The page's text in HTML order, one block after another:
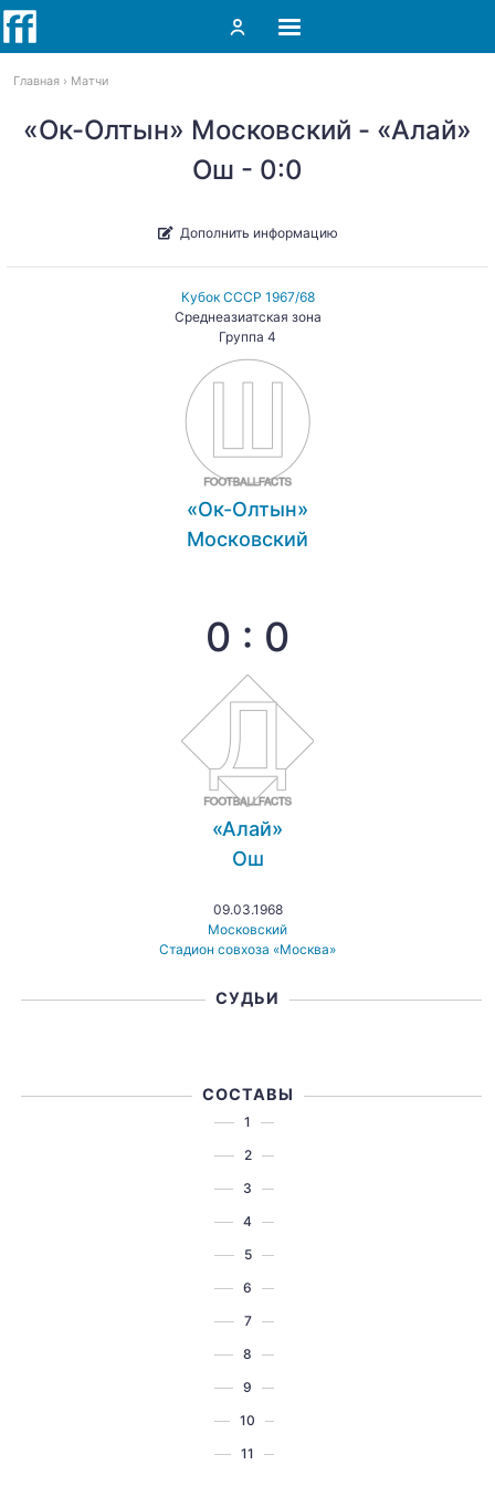
Главная Матчи
«Ок-Олтын» Московский - «Алай»
Ош - 0:0
Дополнить информацию
Кубок СССР 1967/68
Среднеазиатская зона
Группа 4
«Ок-Олтын»
Московский
0 : 0
«Алай»
Ош
09.03.1968
Московский
Стадион совхоза «Москва»
СУДЬИ
СОСТАВЫ
1
2
3
4
5
6
7
8
9
10
11